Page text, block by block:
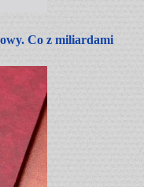
Co z miliardami